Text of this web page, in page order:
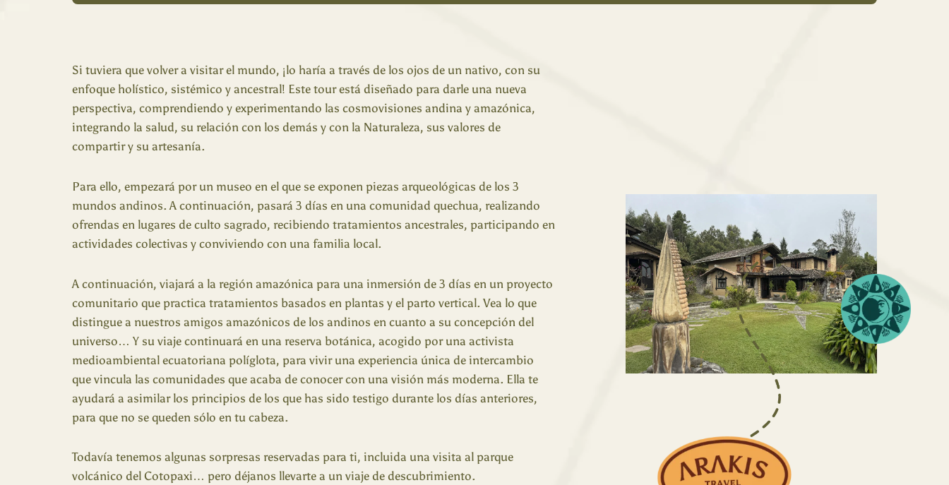
Si tuviera que volver a visitar el mundo, ¡lo haría a través de los ojos de un nativo, con su
enfoque holístico, sistémico y ancestral! Este tour está diseñado para darle una nueva
perspectiva, comprendiendo y experimentando las cosmovisiones andina y amazónica,
integrando la salud, su relación con los demás y con la Naturaleza, sus valores de
compartir y su artesanía.
Para ello, empezará por un museo en el que se exponen piezas arqueológicas de los 3
mundos andinos. A continuación, pasará 3 días en una comunidad quechua, realizando
ofrendas en lugares de culto sagrado, recibiendo tratamientos ancestrales, participando en
actividades colectivas y conviviendo con una familia local.
A continuación, viajará a la región amazónica para una inmersión de 3 días en un proyecto
comunitario que practica tratamientos basados en plantas y el parto vertical. Vea lo que
distingue a nuestros amigos amazónicos de los andinos en cuanto a su concepción del
universo… Y su viaje continuará en una reserva botánica, acogido por una activista
medioambiental ecuatoriana políglota, para vivir una experiencia única de intercambio
que vincula las comunidades que acaba de conocer con una visión más moderna. Ella te
ayudará a asimilar los principios de los que has sido testigo durante los días anteriores,
para que no se queden sólo en tu cabeza.
Todavía tenemos algunas sorpresas reservadas para ti, incluida una visita al parque
volcánico del Cotopaxi… pero déjanos llevarte a un viaje de descubrimiento.